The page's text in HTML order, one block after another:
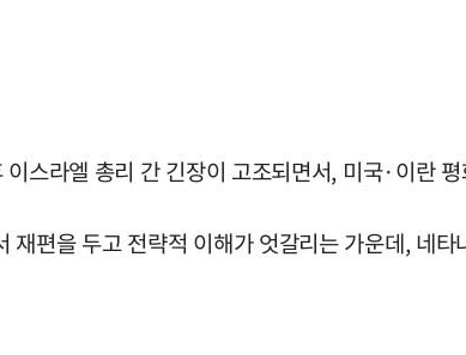
스라엘 총리 간 긴장이 고조되면서, 미국·이란
편을 두고 전략적 이해가 엇갈리는 가운데, 네